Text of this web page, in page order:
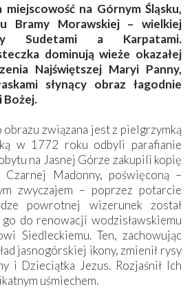
na Górnym Śląsku,
Bramy Morawskiej – wielkiej
Sudetami a Karpatami.
dominują wieże okazałej
Najświętszej Maryi Panny,
słynący obraz łagodnie
Bożej.
związana jest z pielgrzymką
w 1772 roku odbyli parafianie
na Jasnej Górze zakupili kopię
Czarnej Madonny, poświęconą –
zwyczajem – poprzez potarcie
powrotnej wizerunek został
go do renowacji wodzisławskiemu
Siedleckiemu. Ten, zachowując
jasnogórskiej ikony, zmienił rysy
i Dzieciątka Jezus. Rozjaśnił Ich
uśmiechem.